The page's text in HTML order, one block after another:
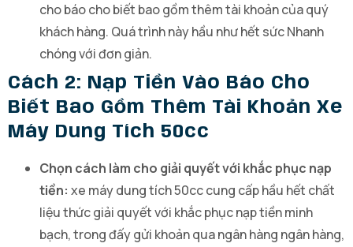
cho báo cho biết bao gồm thêm tài khoản của quý
khách hàng. Quá trình này hầu như hết sức Nhanh
chóng với đơn giản.
Cách 2: Nạp Tiền Vào Báo Cho
Biết Bao Gồm Thêm Tài Khoản Xe
Máy Dung Tích 50cc
Chọn cách làm cho giải quyết với khắc phục nạp
tiền: xe máy dung tích 50cc cung cấp hầu hết chất
liệu thức giải quyết với khắc phục nạp tiền minh
bạch, trong đấy gửi khoản qua ngân hàng ngân hàng,